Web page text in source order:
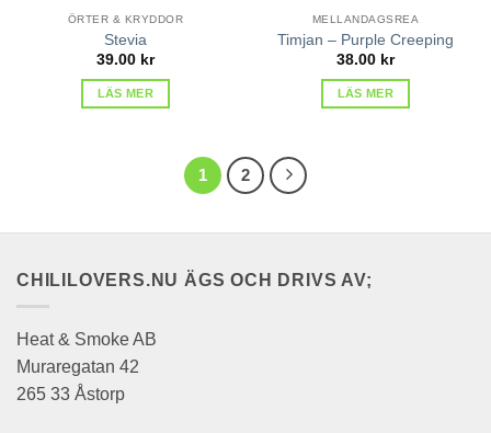
ÖRTER & KRYDDOR
Stevia
39.00 kr
LÄS MER
MELLANDAGSREA
Timjan – Purple Creeping
38.00 kr
LÄS MER
1 2
CHILILOVERS.NU ÄGS OCH DRIVS AV;
Heat & Smoke AB
Muraregatan 42
265 33 Åstorp